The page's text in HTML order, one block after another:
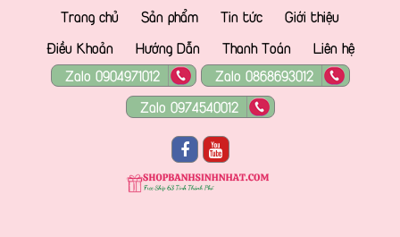
Trang chủ Sản phẩm Tin tức
Giới thiệu
Điều Khoản
Hướng Dẫn Thanh Toán
Liên hệ
Zalo 0904971012
Zalo 0868693012
Zalo 0974540012